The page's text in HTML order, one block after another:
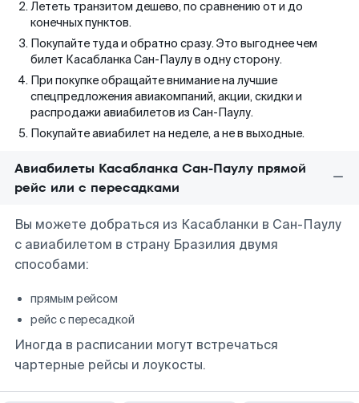
Лететь транзитом дешево, по сравнению от и до
конечных пунктов.
Покупайте туда и обратно сразу. Это выгоднее чем
билет Касабланка Сан-Паулу в одну сторону.
При покупке обращайте внимание на лучшие
спецпредложения авиакомпаний, акции, скидки и
распродажи авиабилетов из Сан-Паулу.
Покупайте авиабилет на неделе, а не в выходные.
Авиабилеты Касабланка Сан-Паулу прямой
рейс или с пересадками
Вы можете добраться из Касабланки в Сан-Паулу
с авиабилетом в страну Бразилия двумя
способами:
прямым рейсом
рейс с пересадкой
Иногда в расписании могут встречаться
чартерные рейсы и лоукосты.